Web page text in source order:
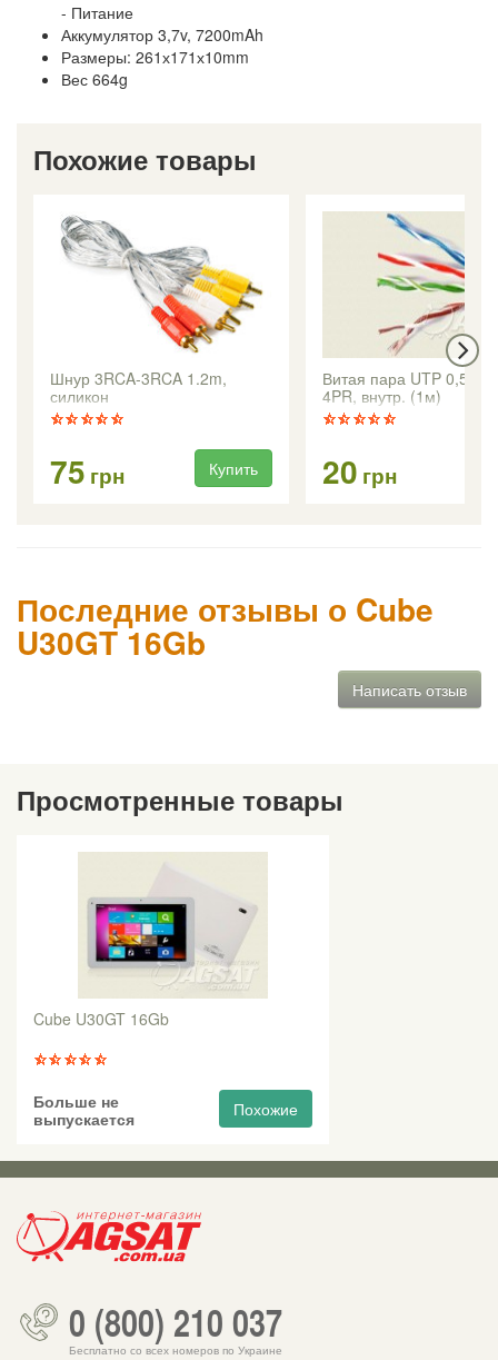
- Питание
Аккумулятор 3,7v, 7200mAh
Размеры: 261х171х10mm
Вес 664g
Похожие товары
Шнур 3RCA-3RCA 1.2m,
силикон
75 грн Купить
Витая пара UTP
4PR, внутр. (1м)
20 грн
Последние отзывы о Cube
U30GT 16Gb
Написать отзыв
Просмотренные товары
Cube U30GT 16Gb
Больше не
выпускается
Похожие
0 (800) 210 037
Бесплатно со всех номеров по Украине